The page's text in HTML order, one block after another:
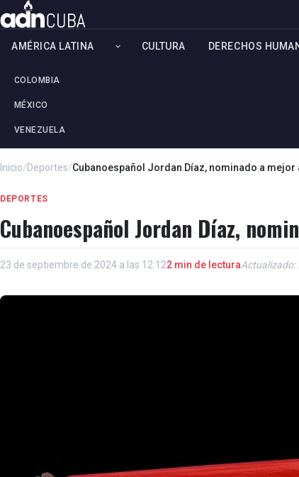
AMÉRICA LATINA
COLOMBIA
MÉXICO
VENEZUELA
CULTURA DERECHOS
Inicio/Deportes/Cubanoespañol Jordan Díaz, nominado a mejor
DEPORTES
Cubanoespañol Jordan Díaz,
23 de septiembre de 2024 a las 12:122 min de lecturaActualizado: